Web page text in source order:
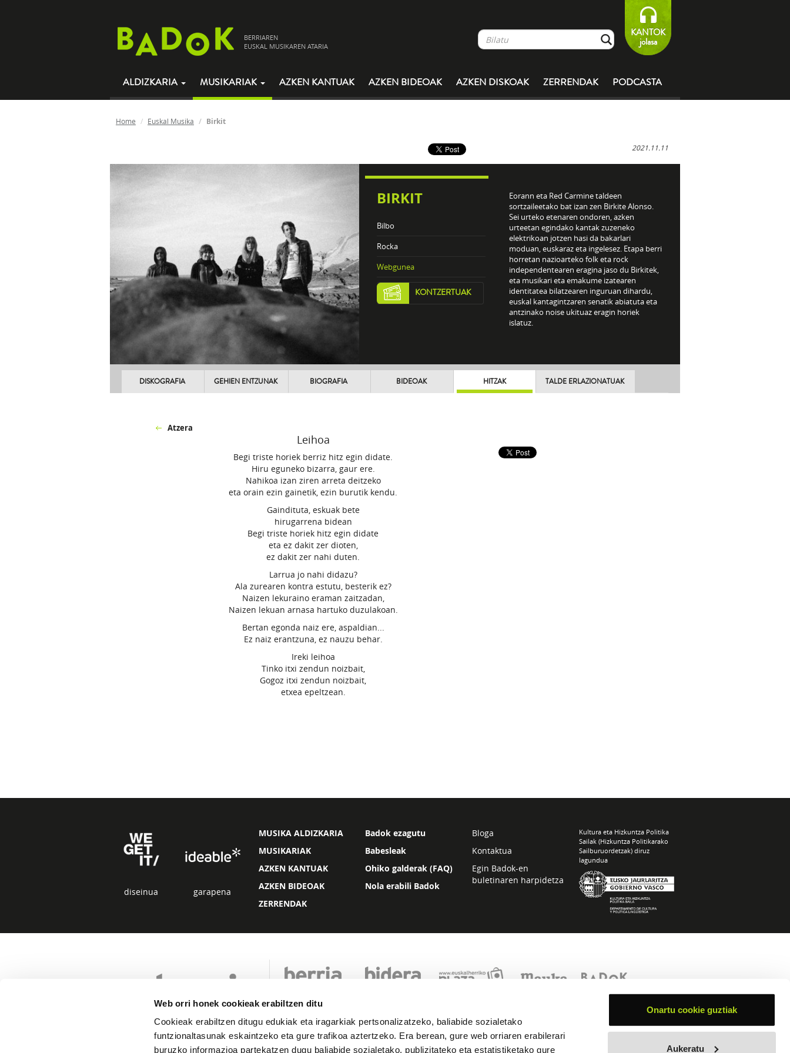
Web orri honek cookieak erabiltzen ditu
Cookieak erabiltzen ditugu edukiak eta iragarkiak pertsonalizatzeko, baliabide sozialetako
funtzionaltasunak eskaintzeko eta gure trafikoa aztertzeko. Era berean, gure web orriaren erabilerari
buruzko informazioa partekatzen dugu baliabide sozialetako, publizitateko eta estatistiketako gure
Onartu cookie guztiak
Aukeratu
BERRIAREN
EUSKAL MUSIKAREN ATARIA
KANTOK
jolasa
ALDIZKARIA MUSIKARIAK AZKEN KANTUAK AZKEN BIDEOAK AZKEN DISKOAK ZERRENDAK PODCASTA
Home Euskal Musika Birkit
2021.11.11
BIRKIT
Bilbo
Rocka
Webgunea
KONTZERTUAK
Eorann eta Red Carminetaldeen
sortzaileetako bat izan zen Birkite Alonso.
Sei urteko etenaren ondoren, azken
urteetan egindako kantak zuzeneko
elektrikoan jotzen hasi da bakarlari
moduan, euskaraz eta ingelesez. Etapa berri
horretan nazioarteko folk eta rock
independentearen eragina jaso du Birkitek,
eta musikari eta emakume izatearen
identitatea bilatzearen inguruan dihardu,
euskal kantagintzaren senatik abiatuta eta
antzinako noise ukituaz eragin horiek
islatuz.
DISKOGRAFIA GEHIEN ENTZUNAK BIOGRAFIA BIDEOAK HITZAK TALDE ERLAZIONATUAK
Atzera
Leihoa
Begi triste horiek berriz hitz egin didate.
Hiru eguneko bizarra, gaur ere.
Nahikoa izan ziren arreta deitzeko
eta orain ezin gainetik, ezin burutik kendu.
Gaindituta, eskuak bete
hirugarrena bidean
Begi triste horiek hitz egin didate
eta ez dakit zer dioten,
ez dakit zer nahi duten.
Larrua jo nahi didazu?
Ala zurearen kontra estutu, besterik ez?
Naizen lekuraino eraman zaitzadan,
Naizen lekuan arnasa hartuko duzulakoan.
Bertan egonda naiz ere, aspaldian...
Ez naiz erantzuna, ez nauzu behar.
Ireki leihoa
Tinko itxi zendun noizbait,
Gogoz itxi zendun noizbait,
etxea epeltzean.
diseinua garapena
MUSIKA ALDIZKARIA
MUSIKARIAK
AZKEN KANTUAK
AZKEN BIDEOAK
ZERRENDAK
Badok ezagutu
Babesleak
Ohiko galderak (FAQ)
Nola erabili Badok
Bloga
Kontaktua
Egin Badok-en
buletinaren harpidetza
Kultura eta Hizkuntza Politika
Sailak (Hizkuntza Politikarako
Sailburuordetzak) diruz
lagundua